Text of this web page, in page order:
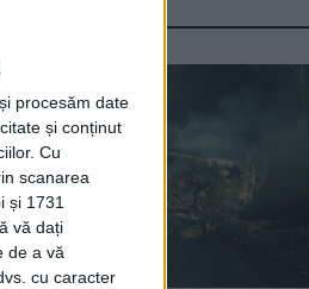
procesăm date
și conținut
Cu
scanarea
și 1731
vă dați
de a vă
cu caracter